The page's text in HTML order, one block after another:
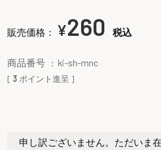
販売価格： ¥260 税込
商品番号 ki-sh-mnc
[ 3 ポイント進呈 ]
申し訳ございません。ただいま